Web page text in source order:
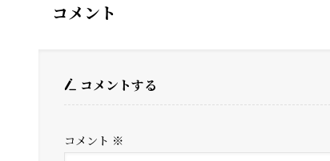
コメント
コメントする
コメント ※